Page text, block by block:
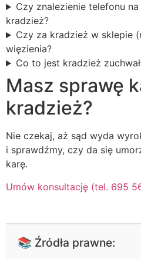
Czy znalezienie telefonu
kradzież?
Czy za kradzież w sklepie
więzienia?
Co to jest kradzież
Masz sprawę
kradzież?
Nie czekaj, aż sąd wyda
i sprawdźmy, czy da się
karę.
Umów konsultację (tel. 695
📚 Źródła prawne: